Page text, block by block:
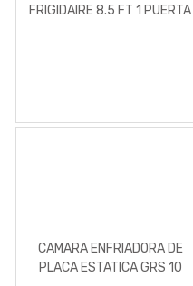
FRIGIDAIRE 8.5 FT 1 PUERTA
CAMARA ENFRIADORA DE
PLACA ESTATICA GRS 10